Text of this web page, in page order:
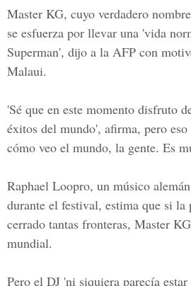
Master KG, cuyo verdadero
se esfuerza por llevar una 'vida
Superman', dijo a la AFP con
Malaui.
'Sé que en este momento disfruto
éxitos del mundo', afirma, pero
cómo veo el mundo, la gente. Es
Raphael Loopro, un músico
durante el festival, estima que si la
cerrado tantas fronteras, Master
mundial.
Pero el DJ 'ni siquiera parecía